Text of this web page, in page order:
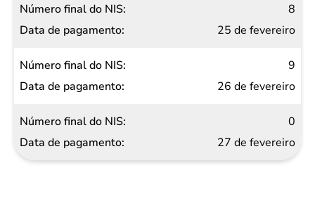
8
25 de fevereiro
9
26 de fevereiro
0
27 de fevereiro